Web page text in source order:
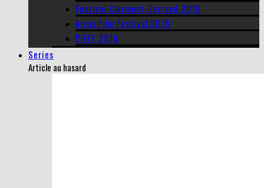
Festival Clermont-Ferrand 2016
Arras Film Festival 2016
PIFFF 2016
Series
Article au hasard